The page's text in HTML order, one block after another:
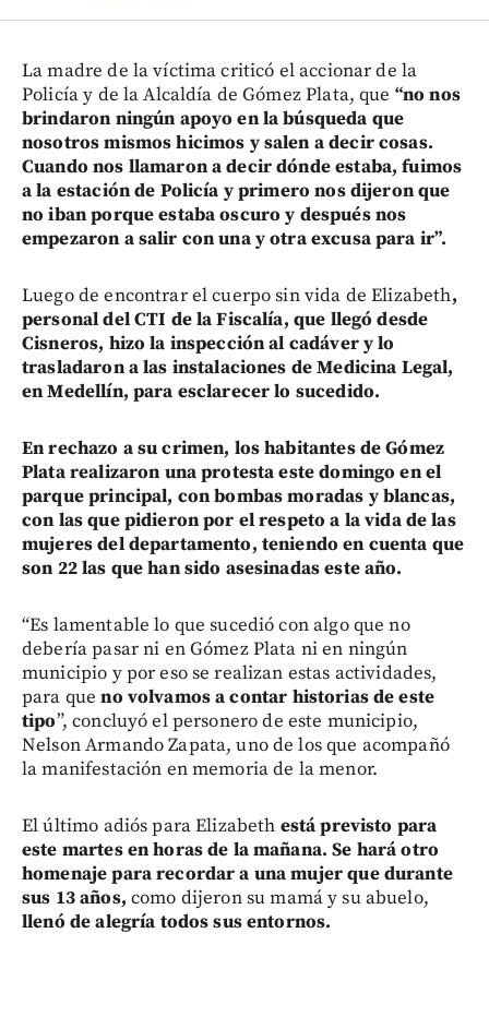
La madre de la víctima criticó el accionar de la
Policía y de la Alcaldía de Gómez Plata, que “no nos
brindaron ningún apoyo en la búsqueda que
nosotros mismos hicimos y salen a decir cosas.
Cuando nos llamaron a decir dónde estaba, fuimos
a la estación de Policía y primero nos dijeron que
no iban porque estaba oscuro y después nos
empezaron a salir con una y otra excusa para ir”.
Luego de encontrar el cuerpo sin vida de Elizabeth,
personal del CTI de la Fiscalía, que llegó desde
Cisneros, hizo la inspección al cadáver y lo
trasladaron a las instalaciones de Medicina Legal,
en Medellín, para esclarecer lo sucedido.
En rechazo a su crimen, los habitantes de Gómez
Plata realizaron una protesta este domingo en el
parque principal, con bombas moradas y blancas,
con las que pidieron por el respeto a la vida de las
mujeres del departamento, teniendo en cuenta que
son 22 las que han sido asesinadas este año.
“Es lamentable lo que sucedió con algo que no
debería pasar ni en Gómez Plata ni en ningún
municipio y por eso se realizan estas actividades,
para queno volvamos a contar historias de este
tipo”, concluyó el personero de este municipio,
Nelson Armando Zapata, uno de los que acompañó
la manifestación en memoria de la menor.
El último adiós para Elizabeth está previsto para
este martes en horas de la mañana. Se hará otro
homenaje para recordar a una mujer que durante
sus 13 años, como dijeron su mamá y su abuelo,
llenó de alegría todos sus entornos.